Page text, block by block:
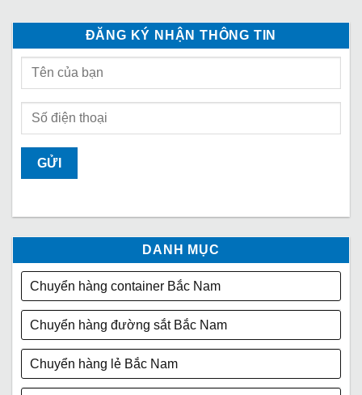
ĐĂNG KÝ NHẬN THÔNG TIN
DANH MỤC
Chuyển hàng container Bắc Nam
Chuyển hàng đường sắt Bắc Nam
Chuyển hàng lẻ Bắc Nam